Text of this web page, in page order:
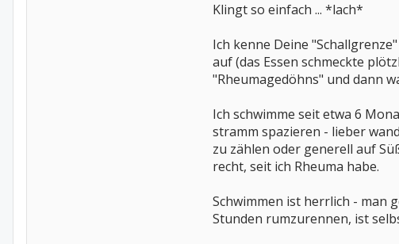
Klingt so einfach ... *lach*
Ich kenne Deine
auf (das Essen schmeckte
"Rheumagedöhns" und dann
Ich schwimme seit etwa 6
stramm spazieren - lieber
zu zählen oder generell auf
recht, seit ich Rheuma habe.
Schwimmen ist herrlich - man
Stunden rumzurennen, ist